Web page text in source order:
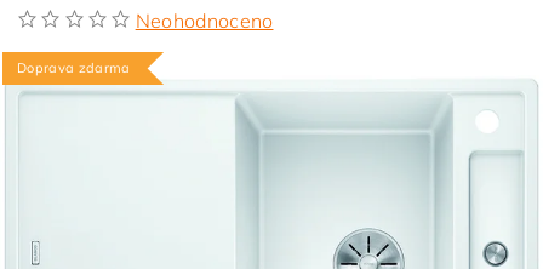
Neohodnoceno
Doprava zdarma